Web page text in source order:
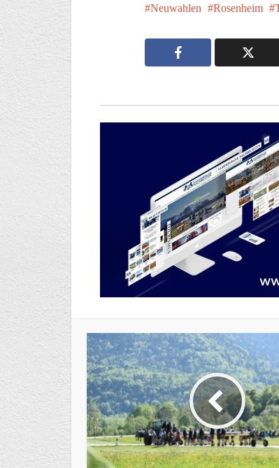
Neuwahlen Rosenheim